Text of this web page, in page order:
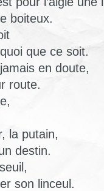
boiteux.
que ce soit.
en doute,
route.
la putain,
destin.
son linceul.